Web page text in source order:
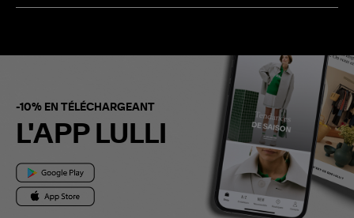
-10% EN TÉLÉCHARGEANT
L'APP LULLI